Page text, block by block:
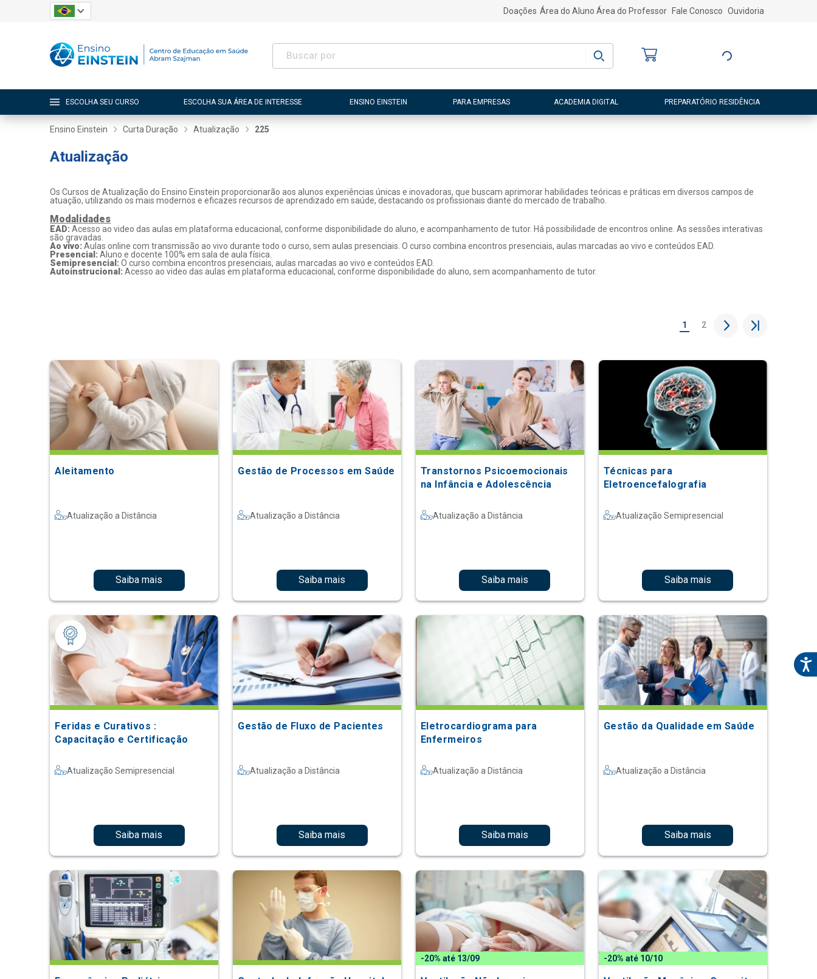
Doações Área do Aluno Área do Professor Fale Conosco Ouvidoria
Entre ou Cadastre-
ESCOLHA SEU CURSO ESCOLHA SUA ÁREA DE INTERESSE ENSINO EINSTEIN PARA EMPRESAS ACADEMIA DIGITAL PREPARATÓRIO RESIDÊNCIA
Ensino Einstein Curta Duração Atualização 225
Atualização
Os Cursos de Atualização do Ensino Einstein proporcionarão aos alunos experiências únicas e inovadoras, que buscam aprimorar habilidades teóricas e práticas em diversos campos de
atuação, utilizando os mais modernos e eficazes recursos de aprendizado em saúde, destacando os profissionais diante do mercado de trabalho.
Modalidades
EAD:Acesso ao video das aulas em plataforma educacional, conforme disponibilidade do aluno, e acompanhamento de tutor. Há possibilidade de encontros online. As sessões interativas
são gravadas.
Ao vivo: Aulas online com transmissão ao vivo durante todo o curso, sem aulas presenciais. O curso combina encontros presenciais, aulas marcadas ao vivo e conteúdos EAD.
Presencial:Aluno e docente 100% em sala de aula física.
Semipresencial:O curso combina encontros presenciais, aulas marcadas ao vivo e conteúdos EAD.
Autoinstrucional:Acesso ao video das aulas em plataforma educacional, conforme disponibilidade do aluno, sem acompanhamento de tutor.
1 2
Aleitamento
Atualização a Distância
Saiba mais
Gestão de Processos em Saúde
Atualização a Distância
Saiba mais
Transtornos Psicoemocionais
na Infância e Adolescência
Atualização a Distância
Saiba mais
Técnicas para
Eletroencefalografia
Atualização Semipresencial
Saiba mais
Feridas e Curativos :
Capacitação e Certificação
Atualização Semipresencial
Saiba mais
Gestão de Fluxo de Pacientes
Atualização a Distância
Saiba mais
Eletrocardiograma para
Enfermeiros
Atualização a Distância
Saiba mais
Gestão da Qualidade em Saúde
Atualização a Distância
Saiba mais
-20% até 13/09 -20% até 10/10